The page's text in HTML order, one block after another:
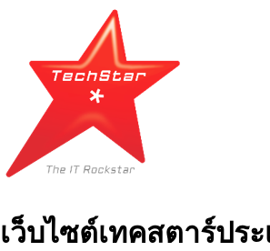
เว็บไซต์เทคสตาร์ปร